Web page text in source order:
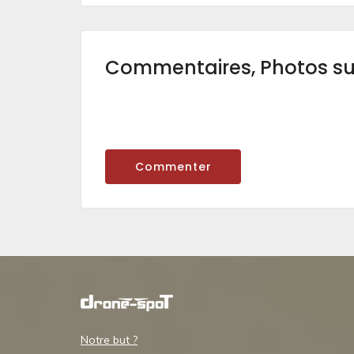
Commentaires, Photos
Commenter
Notre but ?